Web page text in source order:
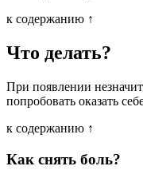
к содержанию ↑
Что делать?
При появлении
попробовать оказать
к содержанию ↑
Как снять боль?